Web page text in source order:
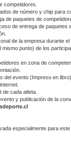
competidores.
de número y chip para
de paquetes de
de entrega de paquetes
de la empresa durante
punto) de los
en zona de
del evento (Impreso en libro).
de cada atleta.
y publicación de la
especialmente para este